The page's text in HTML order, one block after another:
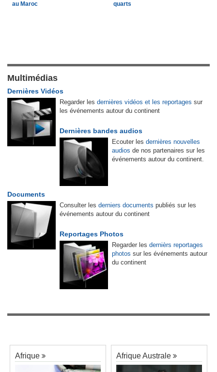
au Maroc
quarts
Multimédias
Dernières Vidéos
Regarder les dernières vidéos et les reportages sur
les événements autour du continent
Dernières bandes audios
Ecouter les dernières nouvelles
audios de nos partenaires sur les
événements autour du continent.
Documents
Consulter les derniers documents publiés sur les
événements autour du continent
Reportages Photos
Regarder les dernièrs reportages
photos sur les événements autour
du continent
Afrique Afrique Australe